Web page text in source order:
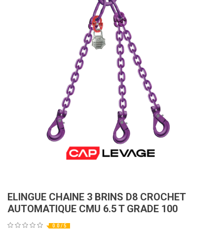
ELINGUE CHAINE 3 BRINS D8 CROCHET
AUTOMATIQUE CMU 6.5 T GRADE 100
0.0 / 5